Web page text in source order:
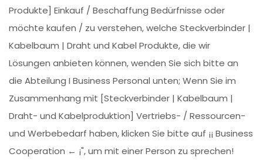
Produkte] Einkauf / Beschaffung Bedürfnisse oder
möchte kaufen / zu verstehen, welche Steckverbinder |
Kabelbaum | Draht und Kabel Produkte, die wir
Lösungen anbieten können, wenden Sie sich bitte an
die Abteilung I Business Personal unten; Wenn Sie im
Zusammenhang mit [Steckverbinder | Kabelbaum |
Draht- und Kabelproduktion] Vertriebs- / Ressourcen-
und Werbebedarf haben, klicken Sie bitte auf ¡¡ Business
Cooperation ← ¡", um mit einer Person zu sprechen!